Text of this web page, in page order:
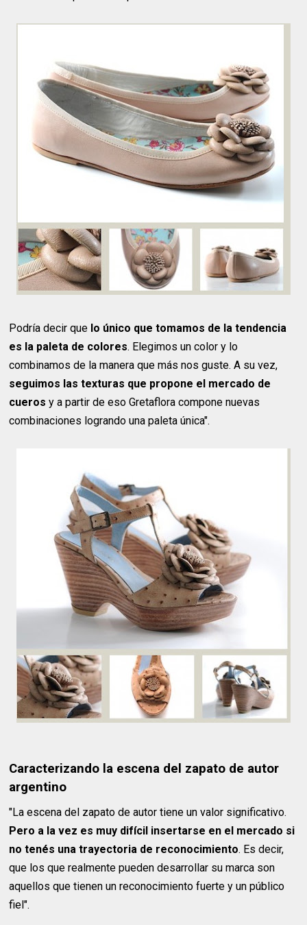
Podría decir que lo único que tomamos de la tendencia
es la paleta de colores. Elegimos un color y lo
combinamos de la manera que más nos guste. A su vez,
seguimos las texturas que propone el mercado de
cuerosy a partir de eso Gretaflora compone nuevas
combinaciones logrando una paleta única".
Caracterizando la escena del zapato de autor
argentino
"La escena del zapato de autor tiene un valor significativo.
Pero a la vez es muy difícil insertarse en el mercado si
no tenés una trayectoria de reconocimiento. Es decir,
que los que realmente pueden desarrollar su marca son
aquellos que tienen un reconocimiento fuerte y un público
fiel".